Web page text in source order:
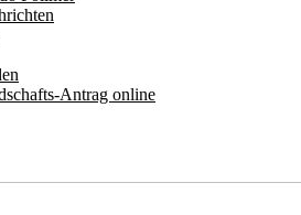
Antrag online